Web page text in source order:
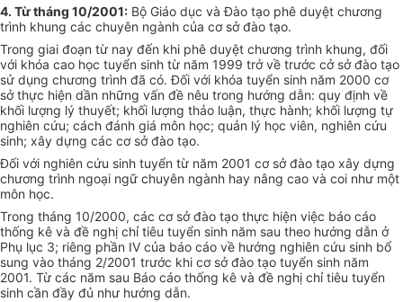
4. Từ tháng 10/2001: Bộ Giáo dục và Đào tạo phê duyệt chương
trình khung các chuyên ngành của cơ sở đào tạo.
Trong giai đoạn từ nay đến khi phê duyệt chương trình khung, đối
với khóa cao học tuyển sinh từ năm 1999 trở về trước cở sở đào tạo
sử dụng chương trình đã có. Đối với khóa tuyển sinh năm 2000 cơ
sở thực hiện dần những vấn đề nêu trong hướng dẫn: quy định về
khối lượng lý thuyết; khối lượng thảo luận, thực hành; khối lượng tự
nghiên cứu; cách đánh giá môn học; quản lý học viên, nghiên cứu
sinh; xây dựng các cơ sở đào tạo.
Đối với nghiên cứu sinh tuyển từ năm 2001 cơ sở đào tạo xây dựng
chương trình ngoại ngữ chuyên ngành hay nâng cao và coi như một
môn học.
Trong tháng 10/2000, các cơ sở đào tạo thực hiện việc báo cáo
thống kê và đề nghị chỉ tiêu tuyển sinh năm sau theo hướng dẫn ở
Phụ lục 3; riêng phần IV của báo cáo về hướng nghiên cứu sinh bổ
sung vào tháng 2/2001 trước khi cơ sở đào tạo tuyển sinh năm
2001. Từ các năm sau Báo cáo thống kê và đề nghị chỉ tiêu tuyển
sinh cần đầy đủ như hướng dẫn.